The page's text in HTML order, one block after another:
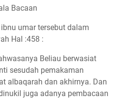
Bacaan
umar tersebut dalam
Hal :458 :
Beliau berwasiat
sesudah pemakaman
albaqarah dan akhirnya. Dan
juga adanya pembacaan